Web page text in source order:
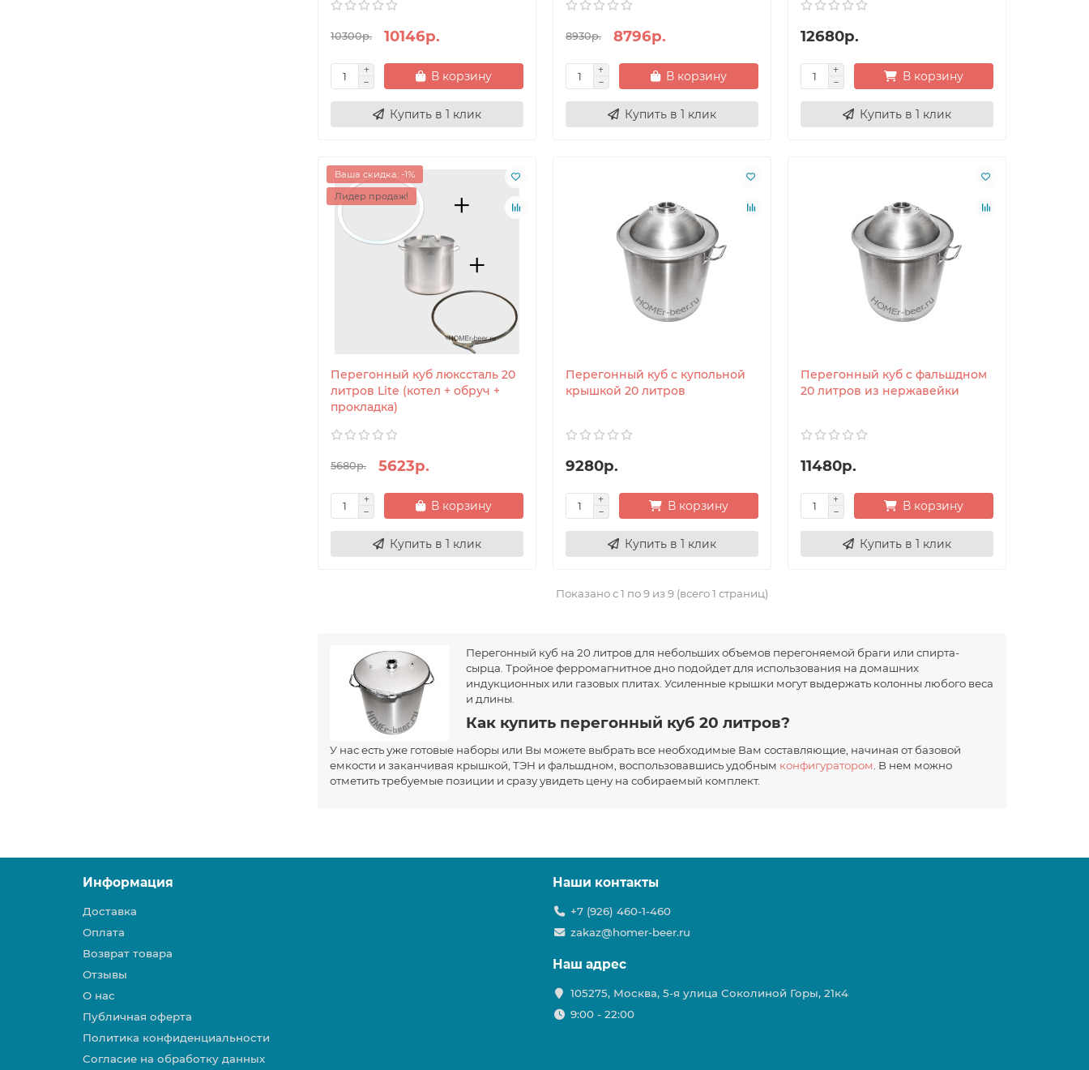
10300р. 10146р.
В корзину
Купить в 1 клик
8930р. 8796р.
В корзину
Купить в 1 клик
12680р.
В корзину
Купить в 1 клик
Ваша скидка: -1%
Лидер продаж!
Перегонный куб люкссталь 20
литров Lite (котел + обруч +
прокладка)
5680р. 5623р.
В корзину
Купить в 1 клик
Перегонный куб с купольной
крышкой 20 литров
9280р.
В корзину
Купить в 1 клик
Перегонный куб с фальшдном
20 литров из нержавейки
11480р.
В корзину
Купить в 1 клик
Показано с 1 по 9 из 9 (всего 1 страниц)
Перегонный куб на 20 литров для небольших объемов перегоняемой браги или спирта-
сырца. Тройное ферромагнитное дно подойдет для использования на домашних
индукционных или газовых плитах. Усиленные крышки могут выдержать колонны любого веса
и длины.
Как купить перегонный куб 20 литров?
У нас есть уже готовые наборы или Вы можете выбрать все необходимые Вам составляющие, начиная от базовой
емкости и заканчивая крышкой, ТЭН и фальшдном, воспользовавшись удобным конфигуратором . В нем можно
отметить требуемые позиции и сразу увидеть цену на собираемый комплект.
Информация
Доставка
Оплата
Возврат товара
Отзывы
О нас
Публичная оферта
Политика конфиденциальности
Согласие на обработку данных
Наши контакты
+7 (926) 460-1-460
zakaz@homer-beer.ru
Наш адрес
105275, Москва, 5-я улица Соколиной Горы, 21к4
9:00 - 22:00